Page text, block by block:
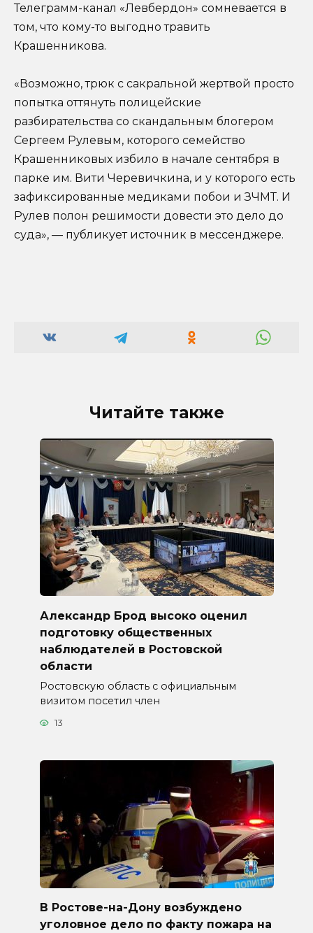
Телеграмм-канал «Левбердон» сомневается в
том, что кому-то выгодно травить
Крашенникова.
«Возможно, трюк с сакральной жертвой просто
попытка оттянуть полицейские
разбирательства со скандальным блогером
Сергеем Рулевым, которого семейство
Крашенниковых избило в начале сентября в
парке им. Вити Черевичкина, и у которого есть
зафиксированные медиками побои и ЗЧМТ. И
Рулев полон решимости довести это дело до
суда», — публикует источник в мессенджере.
Читайте также
Александр Брод высоко оценил
подготовку общественных
наблюдателей в Ростовской
области
Ростовскую область с официальным
визитом посетил член
13
В Ростове-на-Дону возбуждено
уголовное дело по факту пожара на